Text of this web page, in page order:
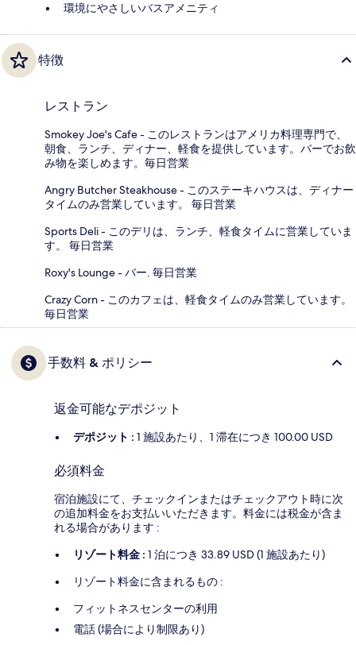
環境にやさしいバスアメニティ
特徴
レストラン
Smokey Joe's Cafe - このレストランはアメリカ料理専門で、
朝食、ランチ、ディナー、軽食を提供しています。バーでお飲
み物を楽しめます。毎日営業
Angry Butcher Steakhouse - このステーキハウスは、ディナー
タイムのみ営業しています。 毎日営業
Sports Deli - このデリは、ランチ、軽食タイムに営業していま
す。 毎日営業
Roxy's Lounge - バー. 毎日営業
Crazy Corn - このカフェは、軽食タイムのみ営業しています。
毎日営業
手数料 & ポリシー
返金可能なデポジット
デポジット : 1 施設あたり、1 滞在につき 100.00 USD
必須料金
宿泊施設にて、チェックインまたはチェックアウト時に次
の追加料金をお支払いいただきます。料金には税金が含ま
れる場合があります :
リゾート料金 : 1 泊につき 33.89 USD (1 施設あたり)
リゾート料金に含まれるもの :
フィットネスセンターの利用
電話 (場合により制限あり)